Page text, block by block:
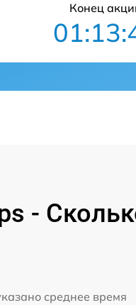
Конец
-
среднее время